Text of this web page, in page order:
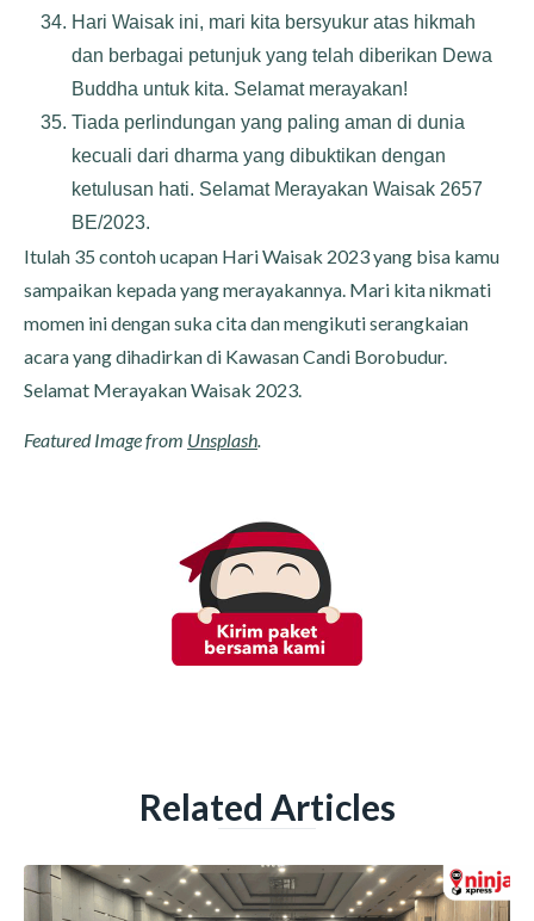
Hari Waisak ini, mari kita bersyukur atas hikmah
dan berbagai petunjuk yang telah diberikan Dewa
Buddha untuk kita. Selamat merayakan!
Tiada perlindungan yang paling aman di dunia
kecuali dari dharma yang dibuktikan dengan
ketulusan hati. Selamat Merayakan Waisak 2657
BE/2023.
Itulah 35 contoh ucapan Hari Waisak 2023 yang bisa kamu
sampaikan kepada yang merayakannya. Mari kita nikmati
momen ini dengan suka cita dan mengikuti serangkaian
acara yang dihadirkan di Kawasan Candi Borobudur.
Selamat Merayakan Waisak 2023.
Featured Image from Unsplash.
Related Articles